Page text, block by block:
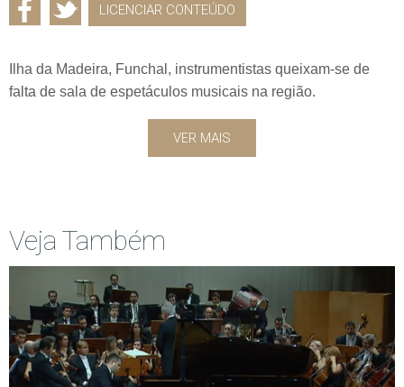
LICENCIAR CONTEÚDO
Ilha da Madeira, Funchal, instrumentistas queixam-se de
falta de sala de espetáculos musicais na região.
VER MAIS
Veja Também